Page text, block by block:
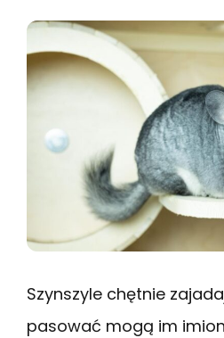
Szynszyle chętnie
pasować mogą im